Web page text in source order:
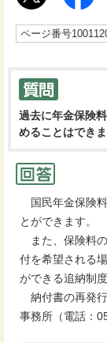
ページ番号
過去に年金保険
めることはでき
国民年金保険料
とができます。
また、保険料
付を希望される
ができる追納制
納付書の再発
事務所（電話：